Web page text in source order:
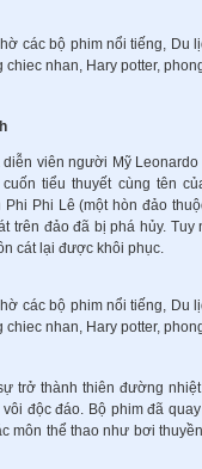
viên người Mỹ
tiểu thuyết cùng tên
Phi Lê (một hòn đảo
trên đảo đã bị phá hủy.
cát lại được khôi phục.
trở thành thiên đường
độc đáo. Bộ phim đã
môn thể thao như bơi